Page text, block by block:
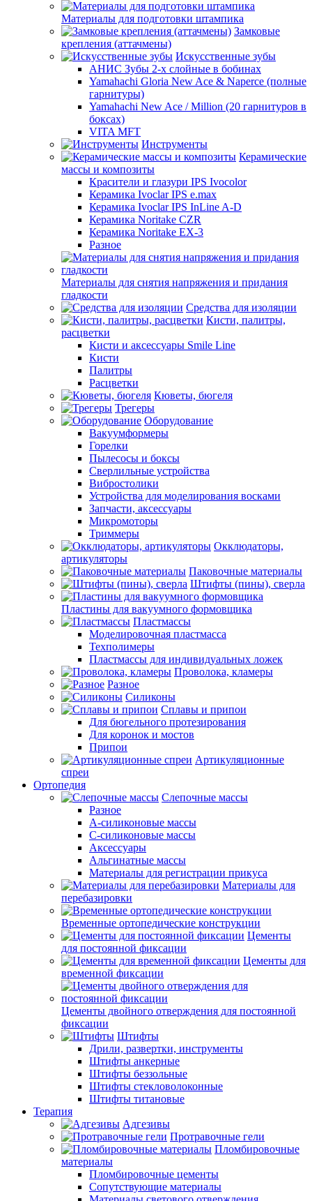
Материалы для подготовки штампика
Замковые
крепления (аттачмены)
Искусственные зубы
АНИС Зубы 2-х слойные в бобинах
Yamahachi Gloria New Ace & Naperce (полные
гарнитуры)
Yamahachi New Ace / Million (20 гарнитуров в
боксах)
VITA MFT
Инструменты
Керамические
массы и композиты
Красители и глазури IPS Ivocolor
Керамика Ivoclar IPS e.max
Керамика Ivoclar IPS InLine A-D
Керамика Noritake CZR
Керамика Noritake EX-3
Разное
Материалы для снятия напряжения и придания
гладкости
Средства для изоляции
Кисти, палитры,
расцветки
Кисти и аксессуары Smile Line
Кисти
Палитры
Расцветки
Кюветы, бюгеля
Трегеры
Оборудование
Вакуумформеры
Горелки
Пылесосы и боксы
Сверлильные устройства
Вибростолики
Устройства для моделирования восками
Запчасти, аксессуары
Микромоторы
Триммеры
Окклюдаторы,
артикуляторы
Паковочные материалы
Штифты (пины), сверла
Пластины для вакуумного формовщика
Пластмассы
Моделировочная пластмасса
Техполимеры
Пластмассы для индивидуальных ложек
Проволока, кламеры
Разное
Силиконы
Сплавы и припои
Для бюгельного протезирования
Для коронок и мостов
Припои
Артикуляционные
спреи
Ортопедия
Слепочные массы
Разное
А-силиконовые массы
С-силиконовые массы
Аксессуары
Альгинатные массы
Материалы для регистрации прикуса
Материалы для
перебазировки
Временные ортопедические конструкции
Цементы
для постоянной фиксации
Цементы для
временной фиксации
Цементы двойного отверждения для постоянной
фиксации
Штифты
Дрили, развертки, инструменты
Штифты анкерные
Штифты беззольные
Штифты стекловолоконные
Штифты титановые
Терапия
Адгезивы
Протравочные гели
Пломбировочные
материалы
Пломбировочные цементы
Сопутствующие материалы